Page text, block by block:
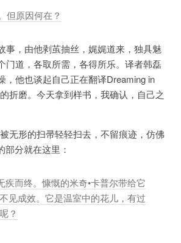
但原因何在？
事，由他剥茧抽丝，娓娓道来，独具魅
门道，各取所需，各得所乐。译者韩磊
他也谈起自己正在翻译Dreaming in
磨。今天拿到样书，我确认，自己之
无形的扫帚轻轻扫去，不留痕迹，仿佛
分就在这里：
而终。慷慨的米奇•卡普尔带给它
见成效。它是温室中的花儿，有过
？